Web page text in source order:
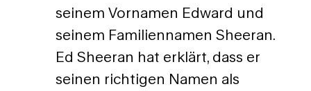
seinem Vornamen Edward und
seinem Familiennamen Sheeran.
Ed Sheeran hat erklärt, dass er
seinen richtigen Namen als